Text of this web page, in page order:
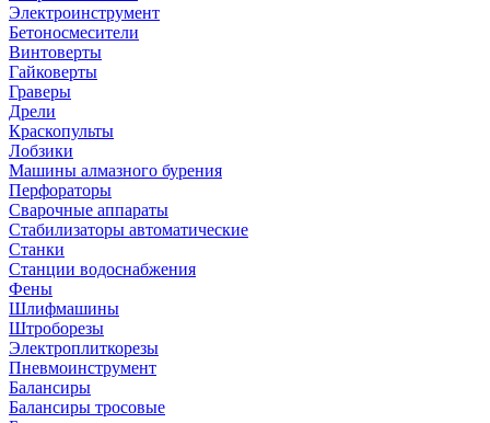
Электроинструмент
Бетоносмесители
Винтоверты
Гайковерты
Граверы
Дрели
Краскопульты
Лобзики
Машины алмазного бурения
Перфораторы
Сварочные аппараты
Стабилизаторы автоматические
Станки
Станции водоснабжения
Фены
Шлифмашины
Штроборезы
Электроплиткорезы
Пневмоинструмент
Балансиры
Балансиры тросовые